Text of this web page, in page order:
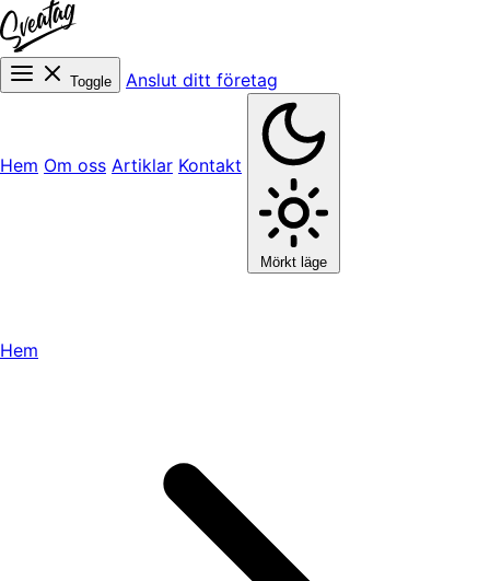
Toggle Anslut ditt företag
Hem Om oss Artiklar Kontakt
Mörkt läge
Hem